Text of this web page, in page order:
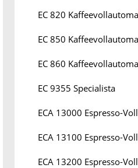
EC 820
EC 850
EC 860
EC 9355 Specialista
ECA 13000 Espresso-
ECA 13100 Espresso-
ECA 13200 Espresso-